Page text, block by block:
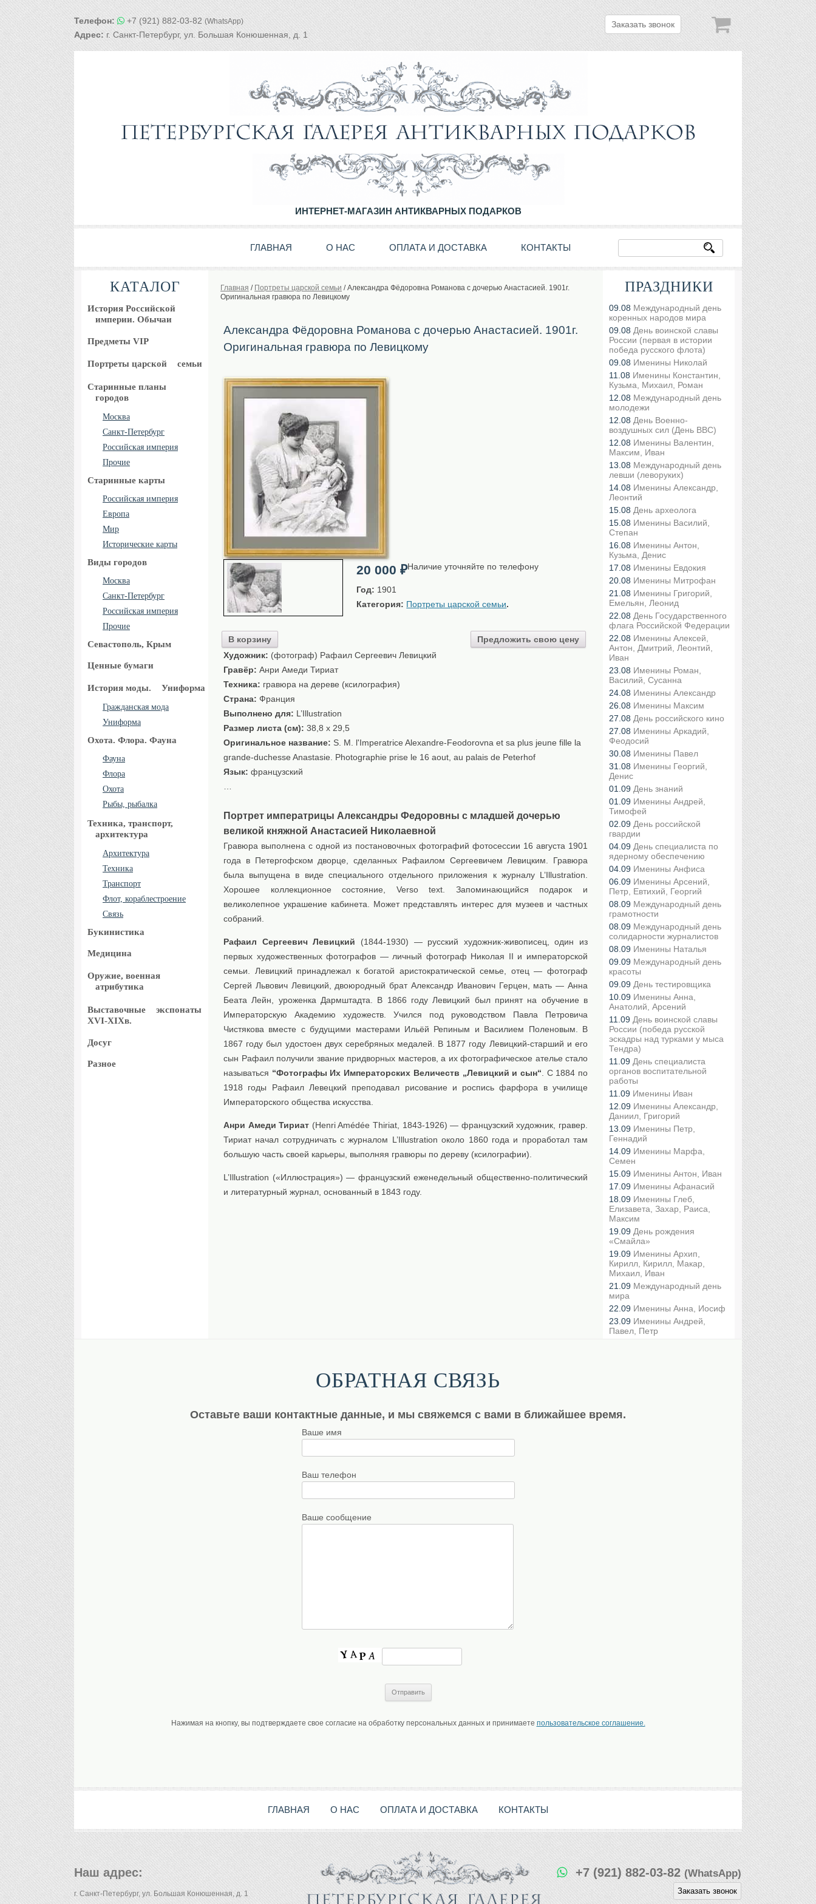
Телефон: +7 (921) 882-03-82(WhatsApp)
Адрес:г. Санкт-Петербург, ул. Большая Конюшенная, д. 1
Заказать звонок
ИНТЕРНЕТ-МАГАЗИН АНТИКВАРНЫХ ПОДАРКОВ
ГЛАВНАЯ О НАС ОПЛАТА И ДОСТАВКА КОНТАКТЫ
КАТАЛОГ
История Российской
империи. Обычаи
Предметы VIP
Портреты царской семьи
Старинные планы
городов
Москва
Санкт-Петербург
Российская империя
Прочие
Старинные карты
Российская империя
Европа
Мир
Исторические карты
Виды городов
Москва
Санкт-Петербург
Российская империя
Прочие
Севастополь, Крым
Ценные бумаги
История моды. Униформа
Гражданская мода
Униформа
Охота. Флора. Фауна
Фауна
Флора
Охота
Рыбы, рыбалка
Техника, транспорт,
архитектура
Архитектура
Техника
Транспорт
Флот, кораблестроение
Связь
Букинистика
Медицина
Оружие, военная
атрибутика
Выставочные
экспонаты
XVI-XIXв.
Досуг
Разное
Главная / Портреты царской семьи /Александра Фёдоровна Романова с дочерью Анастасией. 1901г.
Оригинальная гравюра по Левицкому
Александра Фёдоровна Романова с дочерью Анастасией. 1901г.
Оригинальная гравюра по Левицкому
20 000₽
В корзину Предложить свою цену
Наличие уточняйте по телефону
Год: 1901
Художник: (фотограф) Рафаил Сергеевич Левицкий
Гравёр: Анри Амеди Тириат
Техника: гравюра на дереве (ксилография)
Страна: Франция
Выполнено для: L’Illustration
Размер листа (см): 38,8 x 29,5
Оригинальное название: S. M. l'Imperatrice Alexandre-Feodorovna et sa plus jeune fille la
grande-duchesse Anastasie. Photographie prise le 16 aout, au palais de Peterhof
Язык: французский
Категория: Портреты царской семьи.
Портрет императрицы Александры Федоровны с младшей дочерью
великой княжной Анастасией Николаевной
Гравюра выполнена с одной из постановочных фотографий фотосессии 16 августа 1901
года в Петергофском дворце, сделанных Рафаилом Сергеевичем Левицким. Гравюра
была выпущена в виде специального отдельного приложения к журналу L’Illustration.
Хорошее коллекционное состояние, Verso text. Запоминающийся подарок и
великолепное украшение кабинета. Может представлять интерес для музеев и частных
собраний.
Рафаил Сергеевич Левицкий (1844-1930) — русский художник-живописец, один из
первых художественных фотографов — личный фотограф Николая II и императорской
семьи. Левицкий принадлежал к богатой аристократической семье, отец — фотограф
Сергей Львович Левицкий, двоюродный брат Александр Иванович Герцен, мать — Анна
Беата Лейн, уроженка Дармштадта. В 1866 году Левицкий был принят на обучение в
Императорскую Академию художеств. Учился под руководством Павла Петровича
Чистякова вместе с будущими мастерами Ильёй Репиным и Василием Поленовым. В
1867 году был удостоен двух серебряных медалей. В 1877 году Левицкий-старший и его
сын Рафаил получили звание придворных мастеров, а их фотографическое ателье стало
называться “Фотографы Их Императорских Величеств „Левицкий и сын“ . С 1884 по
1918 годы Рафаил Левецкий преподавал рисование и роспись фарфора в училище
Императорского общества искусства.
Анри Амеди Тириат (Henri Amédée Thiriat, 1843-1926) — французский художник, гравер.
Тириат начал сотрудничать с журналом L’Illustration около 1860 года и проработал там
большую часть своей карьеры, выполняя гравюры по дереву (ксилографии).
L’Illustration («Иллюстрация») — французский еженедельный общественно-политический
и литературный журнал, основанный в 1843 году.
ПРАЗДНИКИ
09.08 Международный день
коренных народов мира
09.08 День воинской славы
России (первая в истории
победа русского флота)
09.08 Именины Николай
11.08 Именины Константин,
Кузьма, Михаил, Роман
12.08 Международный день
молодежи
12.08 День Военно-
воздушных сил (День ВВС)
12.08 Именины Валентин,
Максим, Иван
13.08 Международный день
левши (леворуких)
14.08 Именины Александр,
Леонтий
15.08 День археолога
15.08 Именины Василий,
Степан
16.08 Именины Антон,
Кузьма, Денис
17.08 Именины Евдокия
20.08 Именины Митрофан
21.08 Именины Григорий,
Емельян, Леонид
22.08 День Государственного
флага Российской Федерации
22.08 Именины Алексей,
Антон, Дмитрий, Леонтий,
Иван
23.08 Именины Роман,
Василий, Сусанна
24.08 Именины Александр
26.08 Именины Максим
27.08 День российского кино
27.08 Именины Аркадий,
Феодосий
30.08 Именины Павел
31.08 Именины Георгий,
Денис
01.09 День знаний
01.09 Именины Андрей,
Тимофей
02.09 День российской
гвардии
04.09 День специалиста по
ядерному обеспечению
04.09 Именины Анфиса
06.09 Именины Арсений,
Петр, Евтихий, Георгий
08.09 Международный день
грамотности
08.09 Международный день
солидарности журналистов
08.09 Именины Наталья
09.09 Международный день
красоты
09.09 День тестировщика
10.09 Именины Анна,
Анатолий, Арсений
11.09 День воинской славы
России (победа русской
эскадры над турками у мыса
Тендра)
11.09 День специалиста
органов воспитательной
работы
11.09 Именины Иван
12.09 Именины Александр,
Даниил, Григорий
13.09 Именины Петр,
Геннадий
14.09 Именины Марфа,
Семен
15.09 Именины Антон, Иван
17.09 Именины Афанасий
18.09 Именины Глеб,
Елизавета, Захар, Раиса,
Максим
19.09 День рождения
«Смайла»
19.09 Именины Архип,
Кирилл, Кирилл, Макар,
Михаил, Иван
21.09 Международный день
мира
22.09 Именины Анна, Иосиф
23.09 Именины Андрей,
Павел, Петр
ОБРАТНАЯ СВЯЗЬ
Оставьте ваши контактные данные, и мы свяжемся с вами в ближайшее время.
Ваше имя
Ваш телефон
Ваше сообщение
Нажимая на кнопку, вы подтверждаете свое согласие на обработку персональных данных и принимаете пользовательское соглашение.
ГЛАВНАЯ О НАС ОПЛАТА И ДОСТАВКА КОНТАКТЫ
Наш адрес:
г. Санкт-Петербург, ул. Большая Конюшенная, д. 1
+7 (921) 882-03-82(WhatsApp)
Заказать звонок